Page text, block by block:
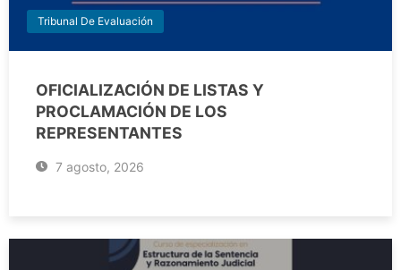
Tribunal De Evaluación
OFICIALIZACIÓN DE LISTAS Y
PROCLAMACIÓN DE LOS
REPRESENTANTES
7 agosto, 2026